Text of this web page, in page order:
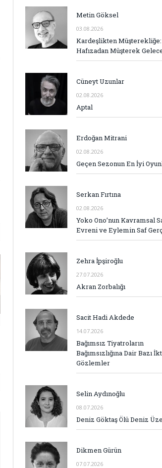
Metin Göksel
03.08.2026
Kardeşlikten
Hafızadan Müşterek
Cüneyt Uzunlar
02.08.2026
Aptal
Erdoğan Mitrani
02.08.2026
Geçen Sezonun En İyi
Serkan Fırtına
02.08.2026
Yoko Ono’nun Kavramsal
Evreni ve Eylemin Saf
Zehra İpşiroğlu
27.07.2026
Akran Zorbalığı
Sacit Hadi Akdede
14.07.2026
Bağımsız Tiyatroların
Bağımsızlığına Dair Bazı
Gözlemler
Selin Aydınoğlu
08.07.2026
Deniz Göktaş Ölü Deniz
Dikmen Gürün
07.07.2026